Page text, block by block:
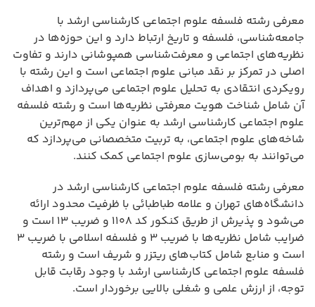
معرفی رشته فلسفه علوم اجتماعی کارشناسی ارشد با
جامعه‌شناسی، فلسفه و تاریخ ارتباط دارد و این حوزه‌ها در
نظریه‌های اجتماعی و معرفت‌شناسی همپوشانی دارند و تفاوت
اصلی در تمرکز بر نقد مبانی علوم اجتماعی است و این رشته با
رویکردی انتقادی به تحلیل علوم اجتماعی می‌پردازد و اهداف
آن شامل شناخت هویت معرفتی نظریه‌ها است و رشته فلسفه
علوم اجتماعی کارشناسی ارشد به عنوان یکی از مهم‌ترین
شاخه‌های علوم اجتماعی، به تربیت متخصصانی می‌پردازد که
می‌توانند به بومی‌سازی علوم اجتماعی کمک کنند.
معرفی رشته فلسفه علوم اجتماعی کارشناسی ارشد در
دانشگاه‌های تهران و علامه طباطبائی با ظرفیت محدود ارائه
می‌شود و پذیرش از طریق کنکور کد ۱۱۰۸ و ضریب ۱۳ است و
ضرایب شامل نظریه‌ها با ضریب ۳ و فلسفه اسلامی با ضریب ۳
است و منابع شامل کتاب‌های ریتزر و شریف است و رشته
فلسفه علوم اجتماعی کارشناسی ارشد با وجود رقابت قابل
توجه، از ارزش علمی و شغلی بالایی برخوردار است.